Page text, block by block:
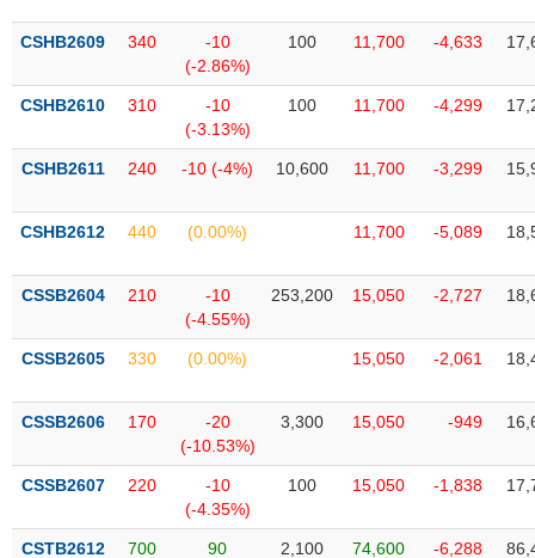
CSHB2609 340
-10
(-2.86%)
100 11,700 -4,633
CSHB2610 310
-10
(-3.13%)
100 11,700 -4,299
CSHB2611 240 -10 (-4%) 10,600 11,700 -3,299
CSHB2612 440 (0.00%) 11,700 -5,089
CSSB2604 210
-10
(-4.55%)
253,200 15,050 -2,727
CSSB2605 330 (0.00%) 15,050 -2,061
CSSB2606 170
-20
(-10.53%)
3,300 15,050 -949
CSSB2607 220
-10
(-4.35%)
100 15,050 -1,838
CSTB2612 700
90
2,100 74,600 -6,288
giả
(-)
phân
tích
Thuật
ngữ
vụ
(-)
tạo